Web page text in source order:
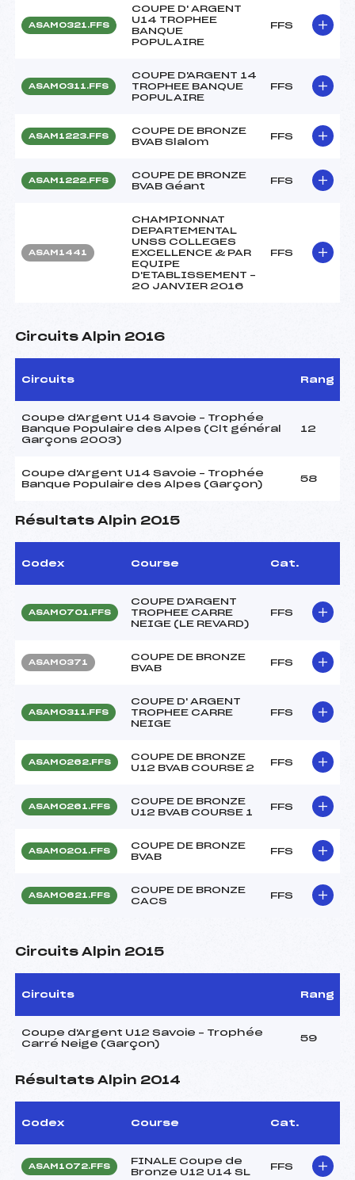
ASAM0321.FFS
COUPE D' ARGENT
U14 TROPHEE
BANQUE
POPULAIRE
FFS
ASAM0311.FFS
COUPE D'ARGENT 14
TROPHEE BANQUE
POPULAIRE
FFS
ASAM1223.FFS
COUPE DE BRONZE
BVAB Slalom
FFS
ASAM1222.FFS
COUPE DE BRONZE
BVAB Géant
FFS
ASAM1441
CHAMPIONNAT
DEPARTEMENTAL
UNSS COLLEGES
EXCELLENCE & PAR
EQUIPE
D'ETABLISSEMENT –
20 JANVIER 2016
FFS
Circuits Alpin 2016
Circuits Rang
Coupe d'Argent U14 Savoie – Trophée
Banque Populaire des Alpes (Clt général
Garçons 2003)
12
Coupe d'Argent U14 Savoie – Trophée
Banque Populaire des Alpes (Garçon)
58
Résultats Alpin 2015
Codex Course Cat.
ASAM0701.FFS
COUPE D'ARGENT
TROPHEE CARRE
NEIGE (LE REVARD)
FFS
ASAM0371
COUPE DE BRONZE
BVAB
FFS
ASAM0311.FFS
COUPE D' ARGENT
TROPHEE CARRE
NEIGE
FFS
ASAM0262.FFS
COUPE DE BRONZE
U12 BVAB COURSE 2
FFS
ASAM0261.FFS
COUPE DE BRONZE
U12 BVAB COURSE 1
FFS
ASAM0201.FFS
COUPE DE BRONZE
BVAB
FFS
ASAM0621.FFS
COUPE DE BRONZE
CACS
FFS
Circuits Alpin 2015
Circuits Rang
Coupe d'Argent U12 Savoie – Trophée
Carré Neige (Garçon)
59
Résultats Alpin 2014
Codex Course Cat.
ASAM1072.FFS
FINALE Coupe de
Bronze U12 U14 SL
FFS